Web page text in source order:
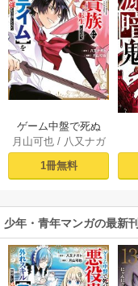
ゲーム中盤で死ぬ
悪役貴族に転生し
たので、外れスキ
ル【テイム】を駆
してみた（１）
月山可也/ 八又ナガ
ト
1冊無料
少年・青年マンガの最新刊